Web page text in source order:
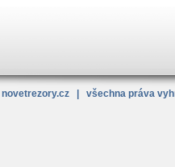
novetrezory.cz | všechna práva